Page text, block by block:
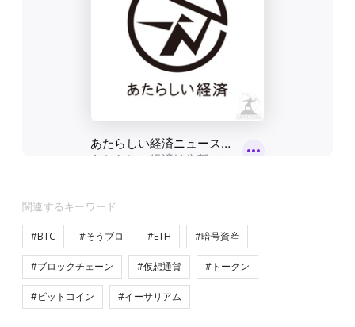
関連するキーワード
#BTC #そうブロ #ETH #暗号資産
#ブロックチェーン #仮想通貨 #トークン
#ビットコイン #イーサリアム